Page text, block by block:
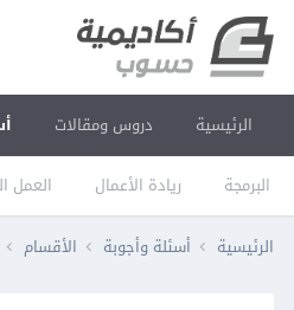
الرئيسية دروس ومقالات
البرمجة ريادة الأعمال العمل
الرئيسية أسئلة وأجوبة الأقسام